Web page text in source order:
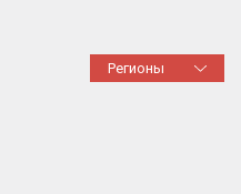
Регионы